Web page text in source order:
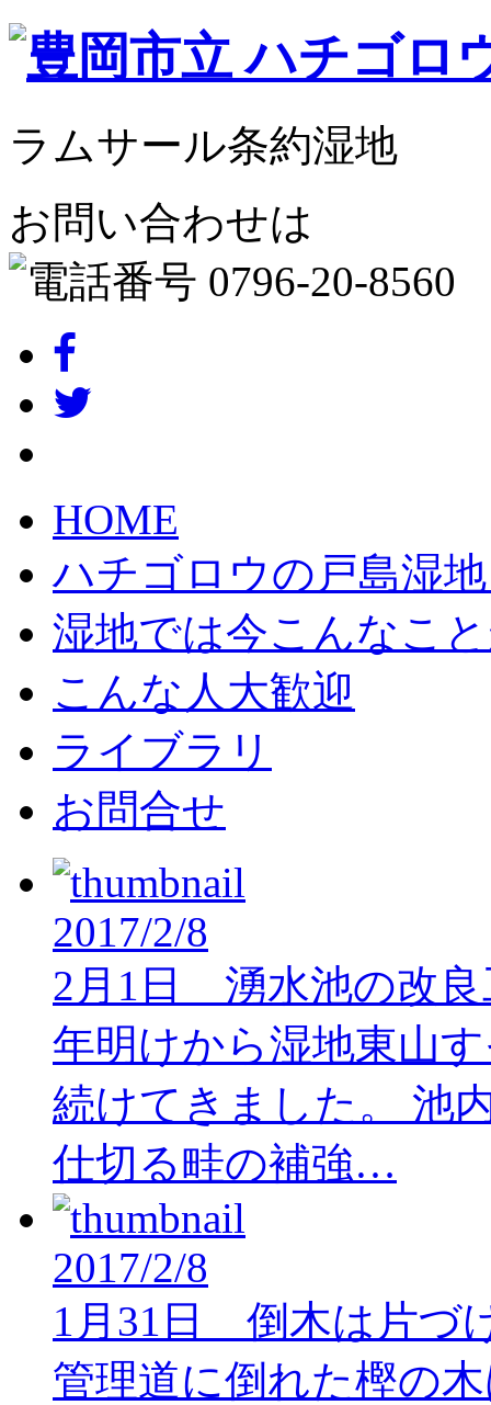
ラムサール条約湿地
お問い合わせは
HOME
ハチゴロウの戸島湿
湿地では今こんなこ
こんな人大歓迎
ライブラリ
お問合せ
2017/2/8
2月1日 湧水池の改良
年明けから湿地東山
続けてきました。 池
仕切る畦の補強…
2017/2/8
1月31日 倒木は片づ
管理道に倒れた樫の